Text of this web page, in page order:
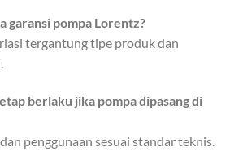
garansi pompa Lorentz?
tergantung tipe produk dan
berlaku jika pompa dipasang di
penggunaan sesuai standar teknis.